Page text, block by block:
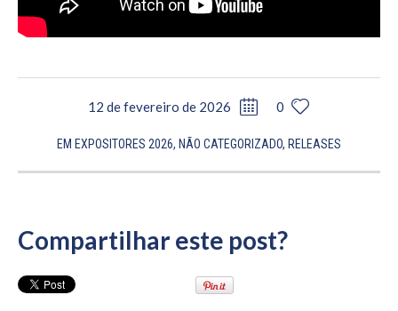
12 de fevereiro de 2026 0
EM EXPOSITORES 2026, NÃO CATEGORIZADO, RELEASES
Compartilhar este post?